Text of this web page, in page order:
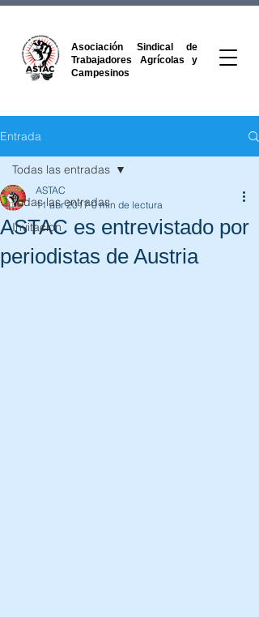
Asociación Sindical de
Trabajadores Agrícolas y
Campesinos
Entrada
Todas las entradas
Invitacion
Todas las entradas
ASTAC es entrevistado por
periodistas de Austria
ASTAC
11 abr 2017 0 min de lectura